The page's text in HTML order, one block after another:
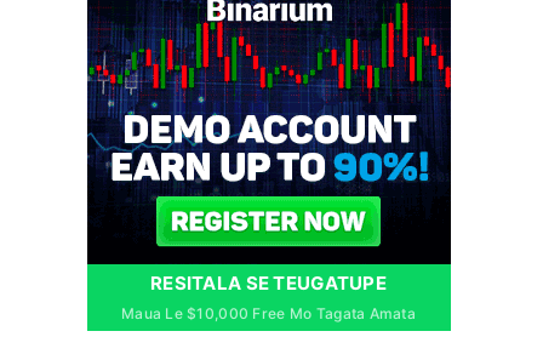
RESITALA SE TEUGATUPE
Maua Le $10,000 Free Mo Tagata Amata